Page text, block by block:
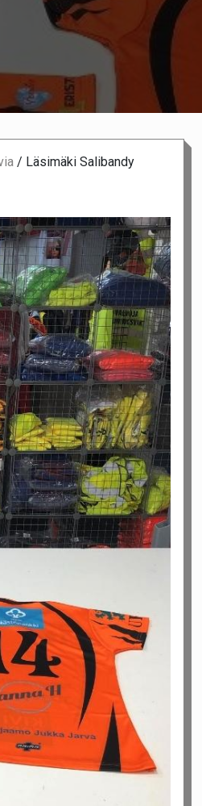
/ Läsimäki Salibandy